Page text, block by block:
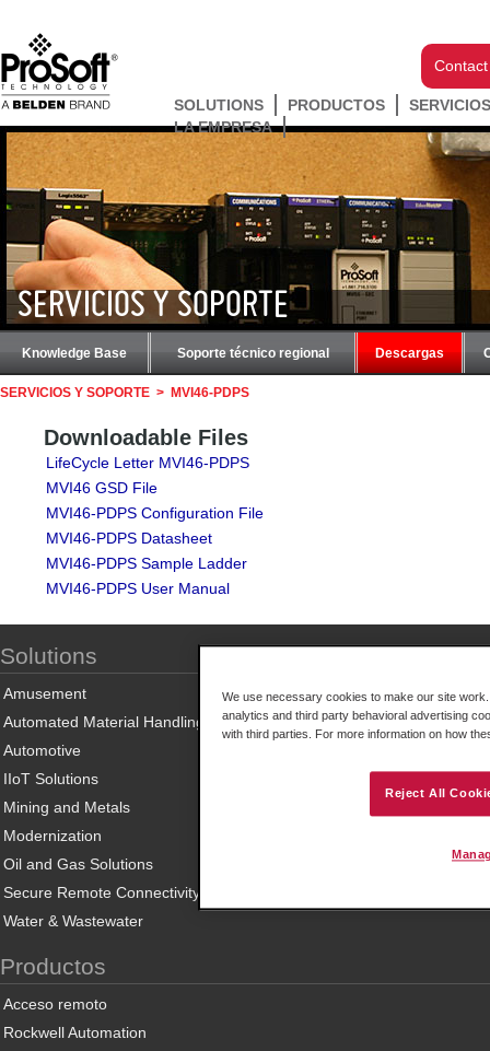
SOLUTIONS PRODUCTOS
LA EMPRESA
SERVICIOS Y SOPORTE
Knowledge Base Soporte técnico regional Descargas
SERVICIOS Y SOPORTE > MVI46-PDPS
Downloadable Files
LifeCycle Letter MVI46-PDPS
MVI46 GSD File
MVI46-PDPS Configuration File
MVI46-PDPS Datasheet
MVI46-PDPS Sample Ladder
MVI46-PDPS User Manual
Solutions
Amusement
Automated Material Handling
Automotive
IIoT Solutions
Mining and Metals
Modernization
Oil and Gas Solutions
Secure Remote Connectivity
Water & Wastewater
Productos
Acceso remoto
Rockwell Automation
We use necessary cookies to make our site
analytics and third party behavioral advertising
with third parties. For more information on how
Reject All